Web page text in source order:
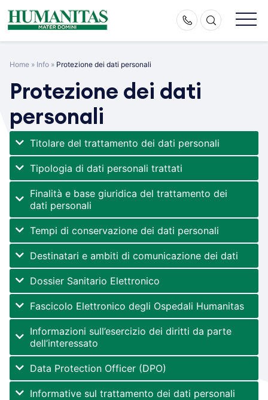
Skip
to
Home » Info » Protezione dei dati personali
Protezione dei dati
personali
Titolare del trattamento dei dati personali
Tipologia di dati personali trattati
Finalità e base giuridica del trattamento dei
dati personali
Tempi di conservazione dei dati personali
Destinatari e ambiti di comunicazione dei dati
Dossier Sanitario Elettronico
Fascicolo Elettronico degli Ospedali Humanitas
Informazioni sull’esercizio dei diritti da parte
dell’interessato
Data Protection Officer (DPO)
Informative sul trattamento dei dati personali